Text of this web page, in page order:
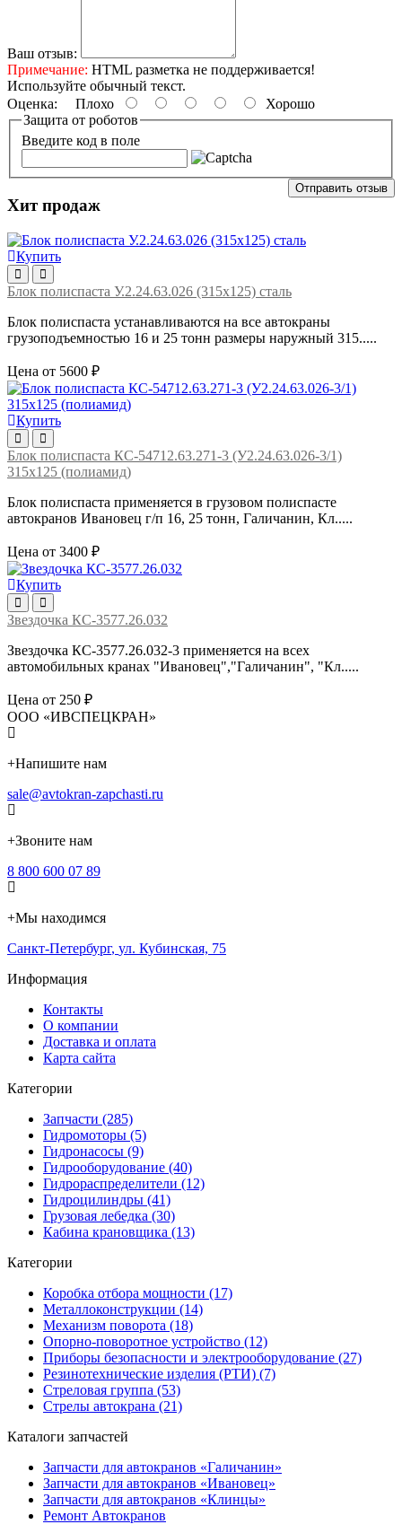
Ваш отзыв:
Примечание: HTML разметка не поддерживается!
Используйте обычный текст.
Оценка: Плохо
Хорошо
Защита от роботов
Введите код в поле
Отправить отзыв
Хит продаж
Купить
Блок полиспаста У.2.24.63.026 (315х125) сталь
Блок полиспаста устанавливаются на все автокраны
грузоподъемностью 16 и 25 тонн размеры наружный 315.....
Цена от 5600 ₽
Купить
Блок полиспаста КС-54712.63.271-3 (У2.24.63.026-3/1)
315х125 (полиамид)
Блок полиспаста применяется в грузовом полиспасте
автокранов Ивановец г/п 16, 25 тонн, Галичанин, Кл.....
Цена от 3400 ₽
Купить
Звездочка КС-3577.26.032
Звездочка КС-3577.26.032-3 применяется на всех
автомобильных кранах "Ивановец","Галичанин", "Кл.....
Цена от 250 ₽
ООО «ИВСПЕЦКРАН»
+Напишите нам
sale@avtokran-zapchasti.ru
+Звоните нам
8 800 600 07 89
+Мы находимся
Санкт-Петербург, ул. Кубинская, 75
Информация
Контакты
О компании
Доставка и оплата
Карта сайта
Категории
Запчасти (285)
Гидромоторы (5)
Гидронасосы (9)
Гидрооборудование (40)
Гидрораспределители (12)
Гидроцилиндры (41)
Грузовая лебедка (30)
Кабина крановщика (13)
Категории
Коробка отбора мощности (17)
Металлоконструкции (14)
Механизм поворота (18)
Опорно-поворотное устройство (12)
Приборы безопасности и электрооборудование (27)
Резинотехнические изделия (РТИ) (7)
Стреловая группа (53)
Стрелы автокрана (21)
Каталоги запчастей
Запчасти для автокранов «Галичанин»
Запчасти для автокранов «Ивановец»
Запчасти для автокранов «Клинцы»
Ремонт Автокранов